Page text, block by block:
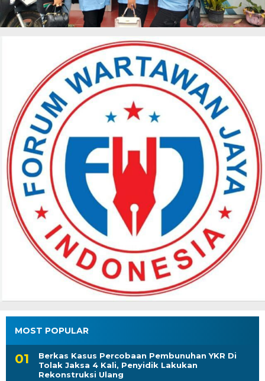
MOST POPULAR
Berkas Kasus Percobaan Pembunuhan YKR Di
Tolak Jaksa 4 Kali, Penyidik Lakukan
Rekonstruksi Ulang